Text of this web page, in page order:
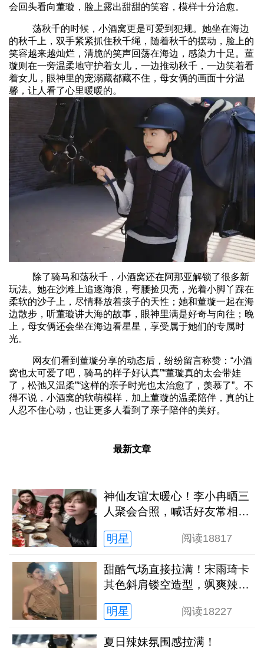
会回头看向董璇，脸上露出甜甜的笑容，模样十分治愈。
荡秋千的时候，小酒窝更是可爱到犯规。她坐在海边
的秋千上，双手紧紧抓住秋千绳，随着秋千的摆动，脸上的
笑容越来越灿烂，清脆的笑声回荡在海边，感染力十足。董
璇则在一旁温柔地守护着女儿，一边推动秋千，一边笑着看
着女儿，眼神里的宠溺藏都藏不住，母女俩的画面十分温
馨，让人看了心里暖暖的。
除了骑马和荡秋千，小酒窝还在阿那亚解锁了很多新
玩法。她在沙滩上追逐海浪，弯腰捡贝壳，光着小脚丫踩在
柔软的沙子上，尽情释放着孩子的天性；她和董璇一起在海
边散步，听董璇讲大海的故事，眼神里满是好奇与向往；晚
上，母女俩还会坐在海边看星星，享受属于她们的专属时
光。
网友们看到董璇分享的动态后，纷纷留言称赞：“小酒
窝也太可爱了吧，骑马的样子好认真”“董璇真的太会带娃
了，松弛又温柔”“这样的亲子时光也太治愈了，羡慕了”。不
得不说，小酒窝的软萌模样，加上董璇的温柔陪伴，真的让
人忍不住心动，也让更多人看到了亲子陪伴的美好。
最新文章
神仙友谊太暖心！李小冉晒三
人聚会合照，喊话好友常相聚
明星
阅读18817
甜酷气场直接拉满！宋雨琦卡
其色斜肩镂空造型，飒爽辣妹
明星
阅读18227
夏日辣妹氛围感拉满！